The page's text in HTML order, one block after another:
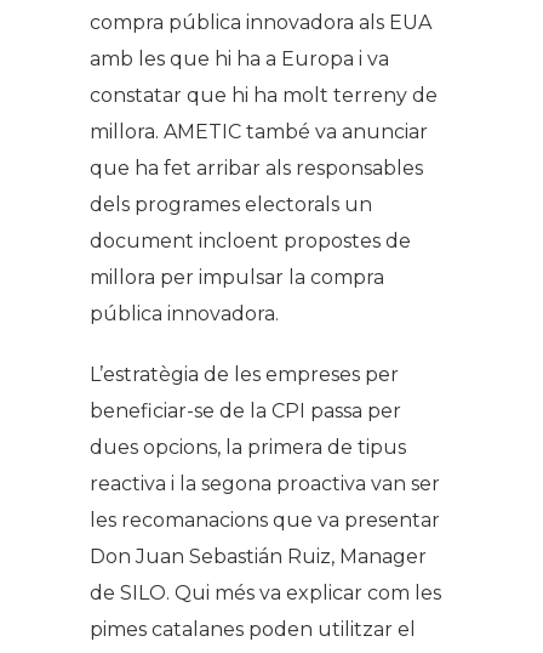
compra pública innovadora als EUA
amb les que hi ha a Europa i va
constatar que hi ha molt terreny de
millora. AMETIC també va anunciar
que ha fet arribar als responsables
dels programes electorals un
document incloent propostes de
millora per impulsar la compra
pública innovadora.
L’estratègia de les empreses per
beneficiar-se de la CPI passa per
dues opcions, la primera de tipus
reactiva i la segona proactiva van ser
les recomanacions que va presentar
Don Juan Sebastián Ruiz, Manager
de SILO. Qui més va explicar com les
pimes catalanes poden utilitzar el